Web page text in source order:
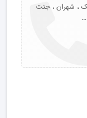
، شهران ، جنت